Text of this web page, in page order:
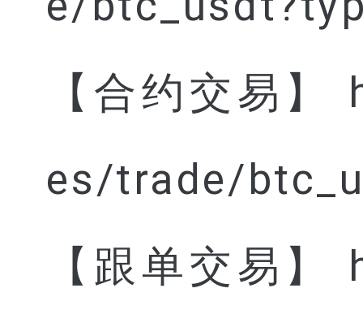
【合约交易
es/trade/
【跟单交易